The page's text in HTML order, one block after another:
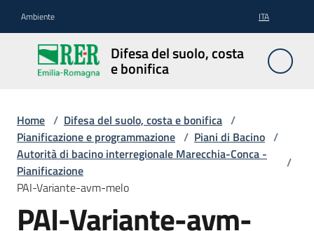
Ambiente ITA
Difesa del suolo, costa
e bonifica
Difesa
del
suolo,
bonifica
Pianificazione
programmazione
Home / Difesa del suolo, costa e bonifica /
Pianificazione e programmazione / Piani di Bacino /
Autorità di bacino interregionale Marecchia-Conca -
Pianificazione
/
PAI-Variante-avm-melo
PAI-Variante-avm-